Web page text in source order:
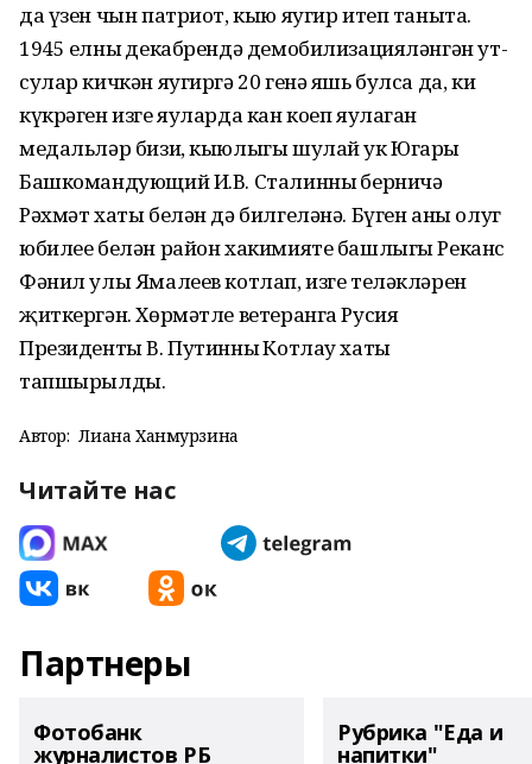
да үзен чын патриот, кыю яугир итеп таныта.
1945 елның декабрендә демобилизацияләнгән ут-
сулар кичкән яугиргә 20 генә яшь булса да, киң
күкрәген изге яуларда кан коеп яулаган
медальләр бизи, кыюлыгы шулай ук Югары
Башкомандующий И.В. Сталинның берничә
Рәхмәт хаты белән дә билгеләнә. Бүген аны олуг
юбилее белән район хакимияте башлыгы Реканс
Фәнил улы Ямалеев котлап, изге теләкләрен
җиткергән. Хөрмәтле ветеранга Русия
Президенты В. Путинның Котлау хаты
тапшырылды.
Автор: Лиана Ханмурзина
Читайте нас
Партнеры
Фотобанк
журналистов РБ
Рубрика "Еда и
напитки"